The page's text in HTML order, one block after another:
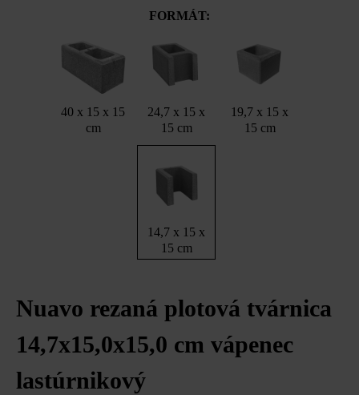
FORMÁT:
40 x 15 x 15
cm
24,7 x 15 x
15 cm
19,7 x 15 x
15 cm
14,7 x 15 x
15 cm
Nuavo rezaná plotová tvárnica
14,7x15,0x15,0 cm vápenec
lastúrnikový